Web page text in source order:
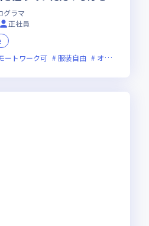
件およびプライム案件の
グラマ
正社員
ートワーク可 服装自由 オンライン選考可